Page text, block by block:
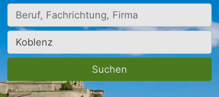
Beruf, Fachrichtung, Firma
Ort, Stadt
Suchen